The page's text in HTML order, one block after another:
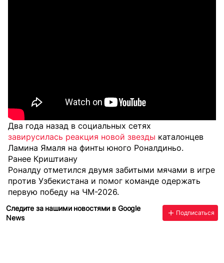
Два года назад в социальных сетях
завирусилась реакция новой звезды каталонцев
Ламина Ямаля на финты юного Роналдиньо.
Ранее Криштиану
Роналду отметился двумя забитыми мячами в игре
против Узбекистана и помог команде одержать
первую победу на ЧМ-2026.
Следите за нашими новостями в Google
News
Подписаться